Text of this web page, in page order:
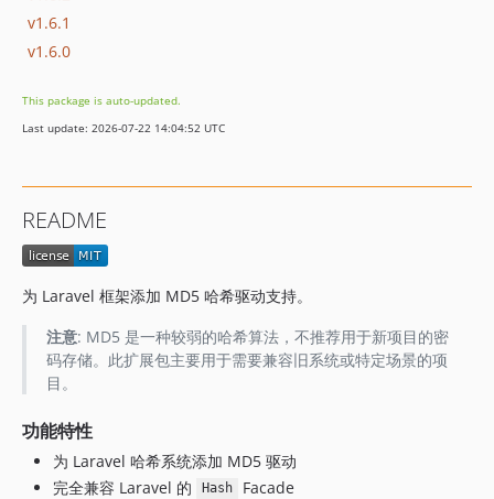
v1.6.1
v1.6.0
This package is auto-updated.
Last update: 2026-07-22 14:04:52 UTC
README
为 Laravel 框架添加 MD5 哈希驱动支持。
注意: MD5 是一种较弱的哈希算法，不推荐用于新项目的密
码存储。此扩展包主要用于需要兼容旧系统或特定场景的项
目。
功能特性
为 Laravel 哈希系统添加 MD5 驱动
完全兼容 Laravel 的
Hash Facade